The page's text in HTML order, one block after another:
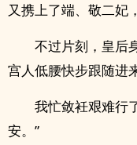
又携上了端、敬二妃
不过片刻，皇后
宫人低腰快步跟随进来
我忙敛衽艰难行
安。”